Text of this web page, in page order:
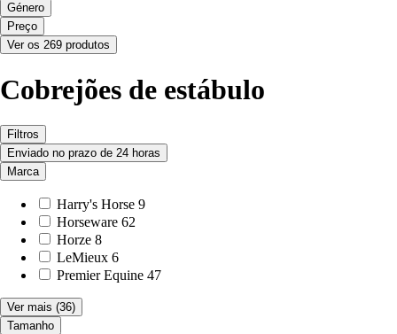
Género
Preço
Ver os 269 produtos
Cobrejões de estábulo
Filtros
Enviado no prazo de 24 horas
Marca
Harry's Horse 9
Horseware 62
Horze 8
LeMieux 6
Premier Equine 47
Ver mais (36)
Tamanho